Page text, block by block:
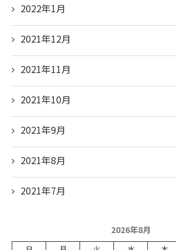
2022年1月
2021年12月
2021年11月
2021年10月
2021年9月
2021年8月
2021年7月
2026年8月